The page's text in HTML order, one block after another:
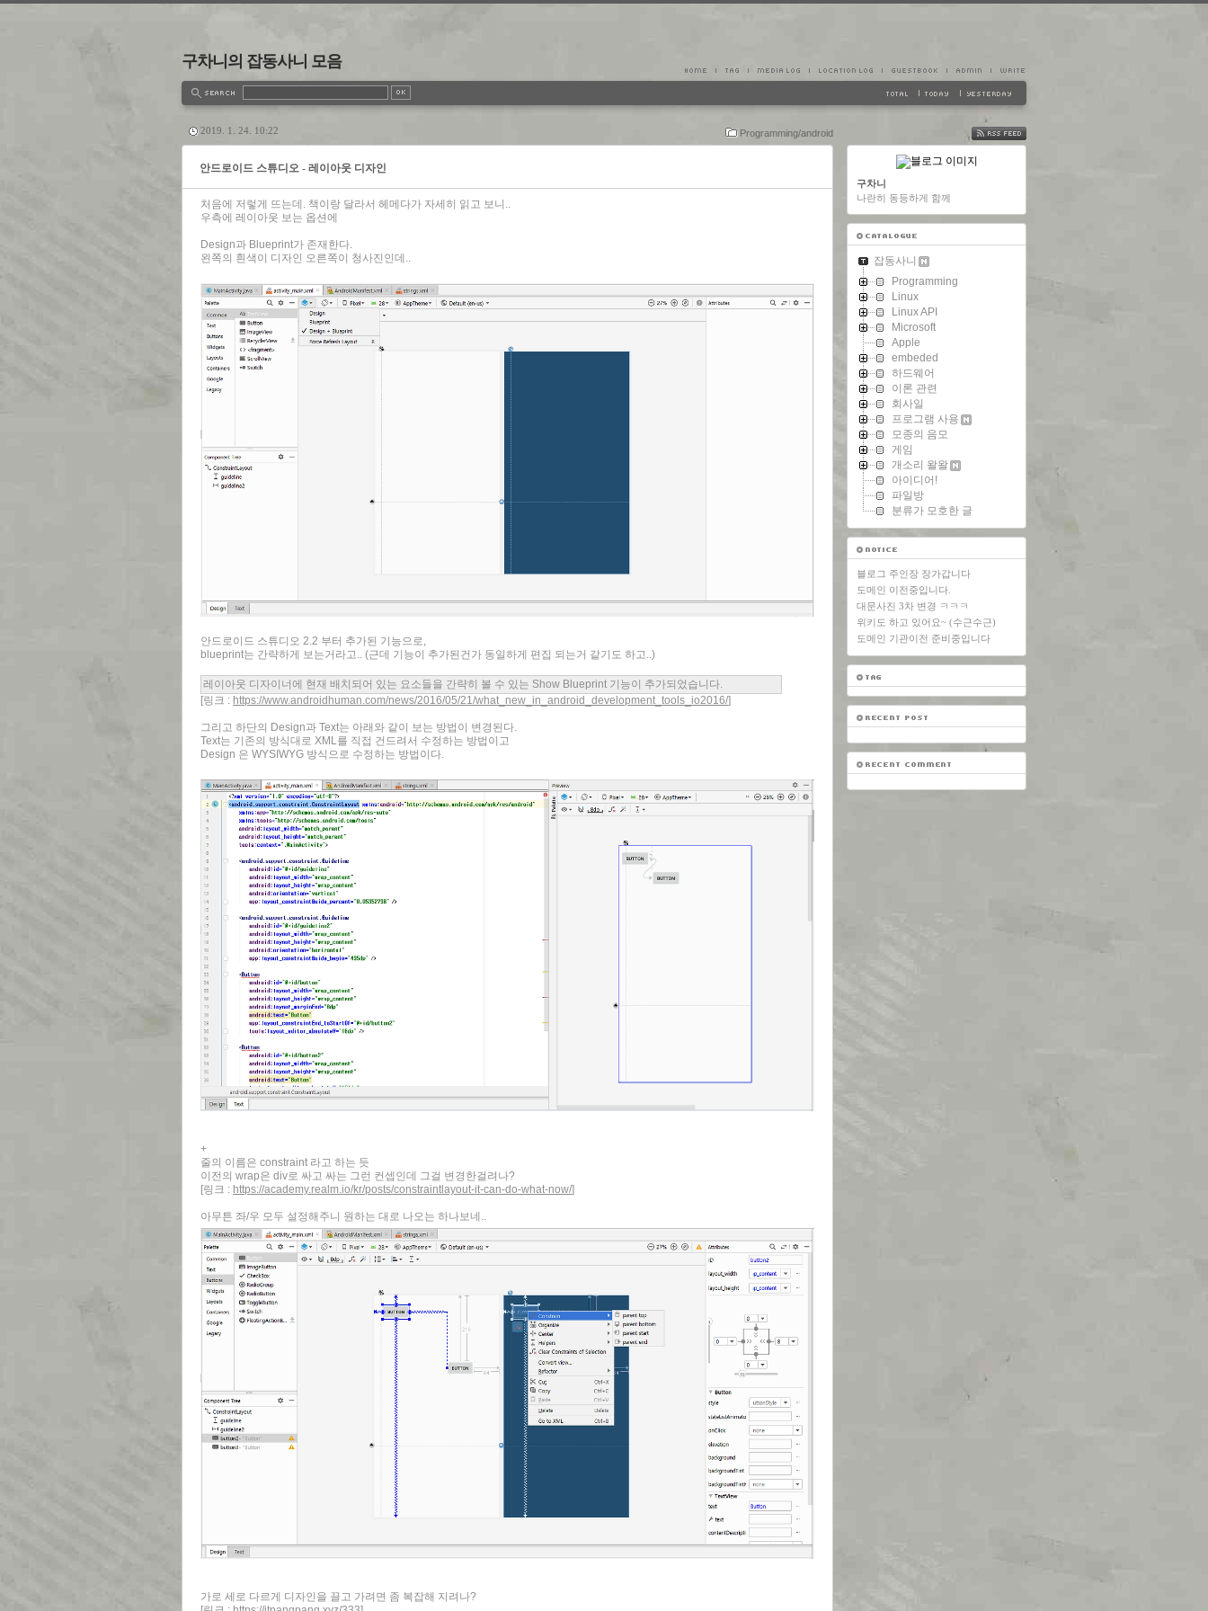
구차니의 잡동사니 모음
Programming/android
2019. 1. 24. 10:22
안드로이드 스튜디오 - 레이아웃 디자인
처음에 저렇게 뜨는데. 책이랑 달라서 헤메다가 자세히 읽고 보니..
우측에 레이아웃 보는 옵션에
Design과 Blueprint가 존재한다.
왼쪽의 흰색이 디자인 오른쪽이 청사진인데..
안드로이드 스튜디오 2.2 부터 추가된 기능으로,
blueprint는 간략하게 보는거라고.. (근데 기능이 추가된건가 동일하게 편집 되는거 같기도 하고..)
레이아웃 디자이너에 현재 배치되어 있는 요소들을 간략히 볼 수 있는 Show Blueprint 기능이 추가되었습니다.
[링크 : https://www.androidhuman.com/news/2016/05/21/what_new_in_android_development_tools_io2016/]
그리고 하단의 Design과 Text는 아래와 같이 보는 방법이 변경된다.
Text는 기존의 방식대로 XML를 직접 건드려서 수정하는 방법이고
Design 은 WYSIWYG 방식으로 수정하는 방법이다.
+
줄의 이름은 constraint 라고 하는 듯
이전의 wrap은 div로 싸고 싸는 그런 컨셉인데 그걸 변경한걸려나?
[링크 : https://academy.realm.io/kr/posts/constraintlayout-it-can-do-what-now/]
아무튼 좌/우 모두 설정해주니 원하는 대로 나오는 하나보네..
가로 세로 다르게 디자인을 끌고 가려면 좀 복잡해 지려나?
FEED
구차니
나란히 동등하게 함께
잡동사니
Programming
Linux
Linux API
Microsoft
Apple
embeded
하드웨어
이론 관련
회사일
프로그램 사용
모종의 음모
게임
개소리 왈왈
아이디어!
파일방
분류가 모호한 글
블로그 주인장 장가갑니다
도메인 이전중입니다.
대문사진 3차 변경 ㅋㅋㅋ
위키도 하고 있어요~ (수근수근)
도메인 기관이전 준비중입니다